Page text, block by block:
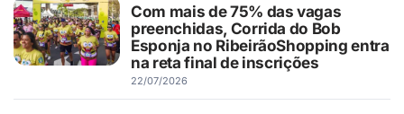
Com mais de 75% das vagas
preenchidas, Corrida do Bob
Esponja no RibeirãoShopping entra
na reta final de inscrições
22/07/2026